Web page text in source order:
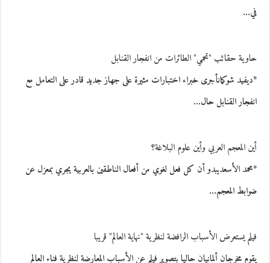
في…
حاوية حقائب "تحمي" الطائرات من انفجار القنابل
*ديفيد شوكمانأجرى خبراء اختبارات مثيرة على جهاز جديد قادر على التعامل مع
انفجار القنابل حال…
أين المعجم العربي وأين علوم البلاغة؟
*محمد الأسعديبدو أن كل فعل لغوي من أفعال الناطقين بالعربية يجري بمعزل عن
ضوابط المعجم…
فيلم يستعرض الأسباب الرافضة لنظرية "نهاية العالم" قريبا
يقوم مخرجان ألمانيان حاليا بتصوير فيلم عن الأسباب المعارضة لنظرية فناء العالم